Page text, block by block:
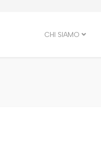
CHI SIAMO